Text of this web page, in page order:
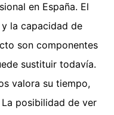
en España. El
la capacidad de
son componentes
sustituir todavía.
valora su tiempo,
posibilidad de ver